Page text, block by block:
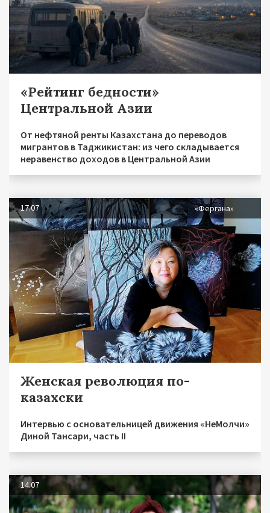
«Рейтинг бедности»
Центральной Азии
От нефтяной ренты Казахстана до переводов
мигрантов в Таджикистан: из чего складывается
неравенство доходов в Центральной Азии
17.07 «Фергана»
Женская революция по-
казахски
Интервью с основательницей движения «НеМолчи»
Диной Тансари, часть II
14.07